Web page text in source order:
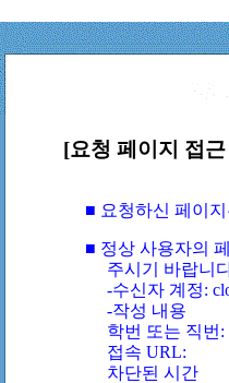
[요청 페이지 접
■ 요청하신 페이
■ 정상 사용자의
주시기 바랍니
-수신자 계정:
-작성 내용
학번 또는 직번:
접속 URL:
차단된 시간